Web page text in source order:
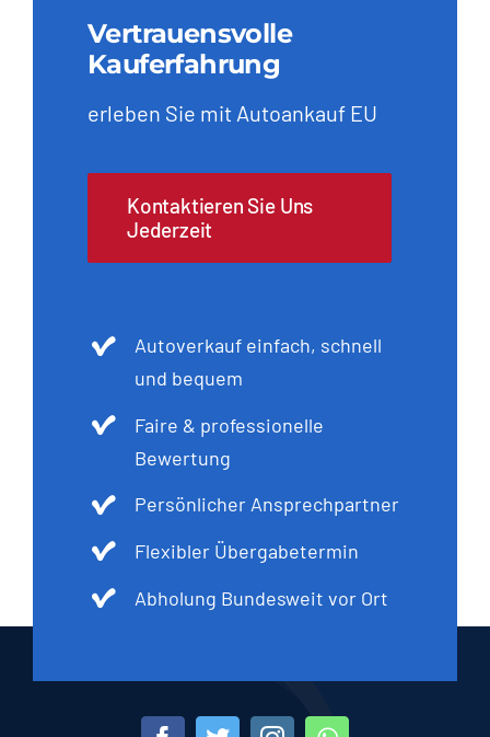
Vertrauensvolle
Kauferfahrung
erleben Sie mit Autoankauf EU
Kontaktieren Sie Uns
Jederzeit
Autoverkauf einfach, schnell
und bequem
Faire & professionelle
Bewertung
Persönlicher Ansprechpartner
Flexibler Übergabetermin
Abholung Bundesweit vor Ort